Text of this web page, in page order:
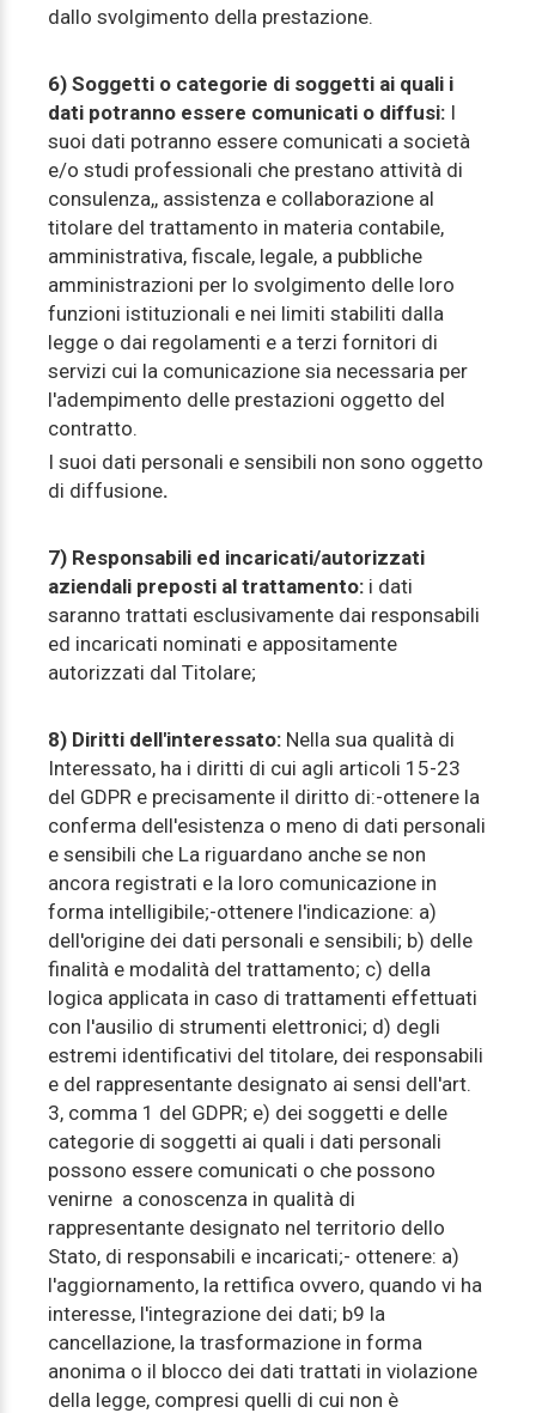
dallo svolgimento della prestazione.
6) Soggetti o categorie di soggetti ai quali i
dati potranno essere comunicati o diffusi: I
suoi dati potranno essere comunicati a società
e/o studi professionali che prestano attività di
consulenza,, assistenza e collaborazione al
titolare del trattamento in materia contabile,
amministrativa, fiscale, legale, a pubbliche
amministrazioni per lo svolgimento delle loro
funzioni istituzionali e nei limiti stabiliti dalla
legge o dai regolamenti e a terzi fornitori di
servizi cui la comunicazione sia necessaria per
l'adempimento delle prestazioni oggetto del
contratto.
I suoi dati personali e sensibili non sono oggetto
di diffusione.
7) Responsabili ed incaricati/autorizzati
aziendali preposti al trattamento: i dati
saranno trattati esclusivamente dai responsabili
ed incaricati nominati e appositamente
autorizzati dal Titolare;
8) Diritti dell'interessato: Nella sua qualità di
Interessato, ha i diritti di cui agli articoli 15-23
del GDPR e precisamente il diritto di:-ottenere la
conferma dell'esistenza o meno di dati personali
e sensibili che La riguardano anche se non
ancora registrati e la loro comunicazione in
forma intelligibile;-ottenere l'indicazione: a)
dell'origine dei dati personali e sensibili; b) delle
finalità e modalità del trattamento; c) della
logica applicata in caso di trattamenti effettuati
con l'ausilio di strumenti elettronici; d) degli
estremi identificativi del titolare, dei responsabili
e del rappresentante designato ai sensi dell'art.
3, comma 1 del GDPR; e) dei soggetti e delle
categorie di soggetti ai quali i dati personali
possono essere comunicati o che possono
venirne a conoscenza in qualità di
rappresentante designato nel territorio dello
Stato, di responsabili e incaricati;- ottenere: a)
l'aggiornamento, la rettifica ovvero, quando vi ha
interesse, l'integrazione dei dati; b9 la
cancellazione, la trasformazione in forma
anonima o il blocco dei dati trattati in violazione
della legge, compresi quelli di cui non è